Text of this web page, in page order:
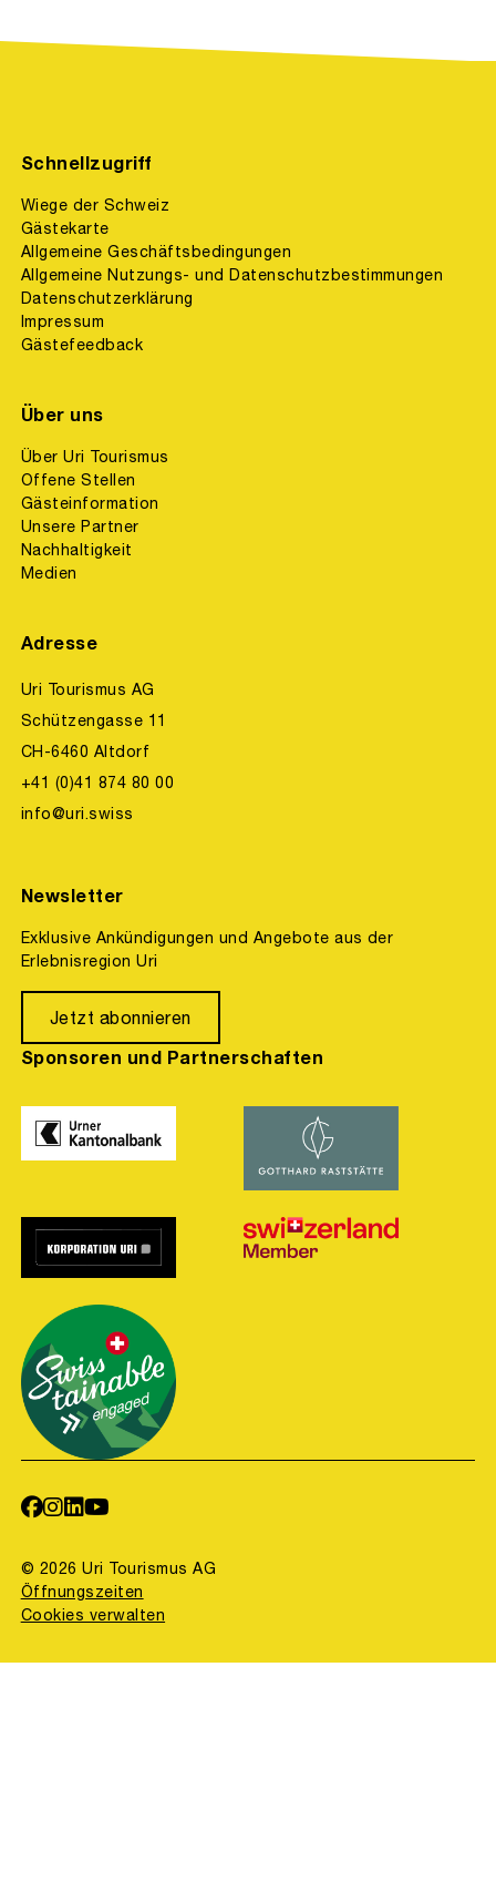
Schnellzugriff
Wiege der Schweiz
Gästekarte
Allgemeine Geschäftsbedingungen
Allgemeine Nutzungs- und Datenschutzbestimmungen
Datenschutzerklärung
Impressum
Gästefeedback
Über uns
Über Uri Tourismus
Offene Stellen
Gästeinformation
Unsere Partner
Nachhaltigkeit
Medien
Adresse
Uri Tourismus AG
Schützengasse 11
CH-6460 Altdorf
+41 (0)41 874 80 00
info@uri.swiss
Newsletter
Exklusive Ankündigungen und Angebote aus der
Erlebnisregion Uri
Jetzt abonnieren
Sponsoren und Partnerschaften
© 2026 Uri Tourismus AG
Öffnungszeiten
Cookies verwalten